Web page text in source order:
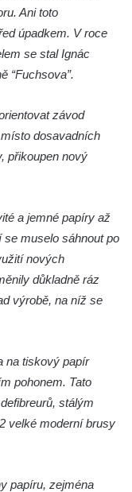
v
v
v
Ani toto
úpadkem. V roce
se stal Ignác
“Fuchsova”.
závod
dosavadních
přikoupen nový
a jemné papíry až
se muselo sáhnout po
nových
důkladně ráz
výrobě, na níž se
na tiskový papír
pohonem. Tato
stálým
velké moderní brusy
papíru, zejména